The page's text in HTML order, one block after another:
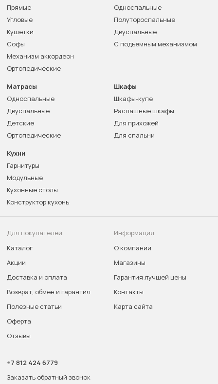
Прямые
Угловые
Кушетки
Софы
Механизм аккордеон
Ортопедические
Односпальные
Полутороспальные
Двуспальные
С подъемным механизмом
Матрасы
Односпальные
Двуспальные
Детские
Ортопедические
Шкафы
Шкафы-купе
Распашные шкафы
Для прихожей
Для спальни
Кухни
Гарнитуры
Модульные
Кухонные столы
Конструктор кухонь
Для покупателей
Каталог
Акции
Доставка и оплата
Возврат, обмен и гарантия
Полезные статьи
Оферта
Отзывы
Информация
О компании
Магазины
Гарантия лучшей цены
Контакты
Карта сайта
+7 812 424 6779
Заказать обратный звонок